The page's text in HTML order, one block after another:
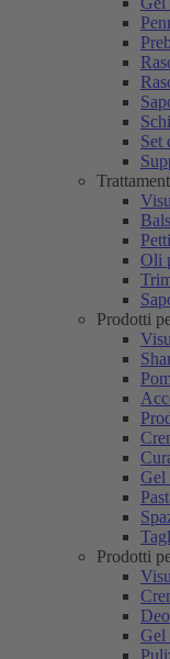
Set
Oli
Prodotti
Gel
Prodotti
Gel